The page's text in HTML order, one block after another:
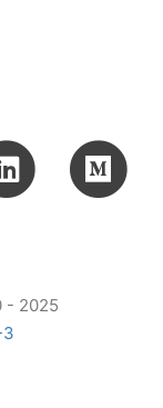
- 2025
3